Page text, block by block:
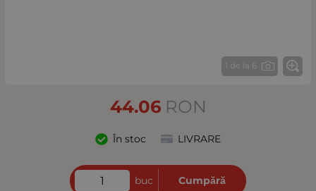
1 de la 6
44.06 RON
În stoc LIVRARE
buc Cumpără